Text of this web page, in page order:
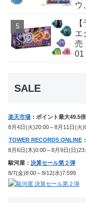
ウ
エ
売
01
SALE
楽天市場 ：ポイント最大49.5
8月4日(火)20:00～8月11日(火
TOWER RECORDS ONLINE
8月6日(木)0:00～8月9日(日
駿河屋： 決算セール第２弾
8/7(金)8:00～8/12(水)7:599